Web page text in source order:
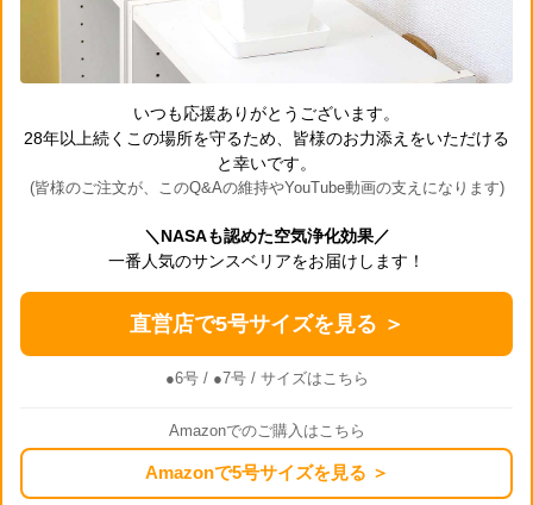
いつも応援ありがとうございます。
28年以上続くこの場所を守るため、皆様のお力添えをいただける
と幸いです。
(皆様のご注文が、このQ&Aの維持やYouTube動画の支えになります)
＼NASAも認めた空気浄化効果／
一番人気のサンスベリアをお届けします！
直営店で5号サイズを見る ＞
●6号/ ●7号/ サイズはこちら
Amazonでのご購入はこちら
Amazonで5号サイズを見る ＞